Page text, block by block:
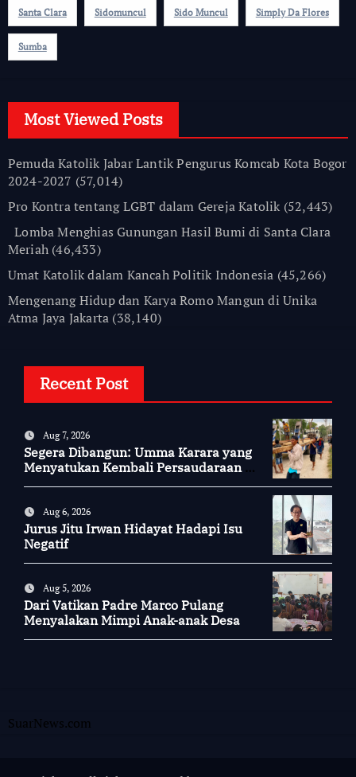
Santa Clara Sidomuncul Sido Muncul Simply Da Flores
Sumba
Most Viewed Posts
Pemuda Katolik Jabar Lantik Pengurus Komcab Kota Bogor
2024-2027 (57,014)
Pro Kontra tentang LGBT dalam Gereja Katolik (52,443)
Lomba Menghias Gunungan Hasil Bumi di Santa Clara
Meriah (46,433)
Umat Katolik dalam Kancah Politik Indonesia (45,266)
Mengenang Hidup dan Karya Romo Mangun di Unika
Atma Jaya Jakarta (38,140)
Recent Post
Aug 7, 2026
Segera Dibangun: Umma Karara yang
Menyatukan Kembali Persaudaraan di
Aug 6, 2026
Jurus Jitu Irwan Hidayat Hadapi Isu
Negatif
Aug 5, 2026
Dari Vatikan Padre Marco Pulang
Menyalakan Mimpi Anak-anak Desa
SuarNews.com